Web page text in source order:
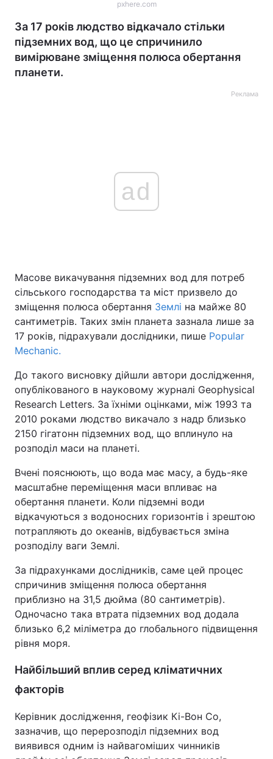
pxhere.com
За 17 років людство відкачало стільки
підземних вод, що це спричинило
вимірюване зміщення полюса обертання
планети.
Реклама
ad
Масове викачування підземних вод для потреб
сільського господарства та міст призвело до
зміщення полюса обертання Землі на майже 80
сантиметрів. Таких змін планета зазнала лише за
17 років, підрахували дослідники, пише Popular
Mechanic.
До такого висновку дійшли автори дослідження,
опублікованого в науковому журналі Geophysical
Research Letters. За їхніми оцінками, між 1993 та
2010 роками людство викачало з надр близько
2150 гігатонн підземних вод, що вплинуло на
розподіл маси на планеті.
Вчені пояснюють, що вода має масу, а будь-яке
масштабне переміщення маси впливає на
обертання планети. Коли підземні води
відкачуються з водоносних горизонтів і зрештою
потрапляють до океанів, відбувається зміна
розподілу ваги Землі.
За підрахунками дослідників, саме цей процес
спричинив зміщення полюса обертання
приблизно на 31,5 дюйма (80 сантиметрів).
Одночасно така втрата підземних вод додала
близько 6,2 міліметра до глобального підвищення
рівня моря.
Найбільший вплив серед кліматичних
факторів
Керівник дослідження, геофізик Кі-Вон Со,
зазначив, що перерозподіл підземних вод
виявився одним із найвагоміших чинників